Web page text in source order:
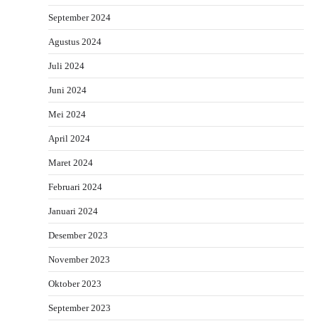
September 2024
Agustus 2024
Juli 2024
Juni 2024
Mei 2024
April 2024
Maret 2024
Februari 2024
Januari 2024
Desember 2023
November 2023
Oktober 2023
September 2023